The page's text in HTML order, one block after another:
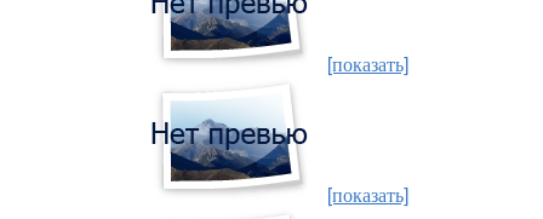
[показать]
[показать]